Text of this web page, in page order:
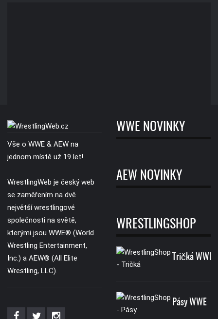
Vše o WWE & AEW na
jednom místě už 19 let!
WrestlingWeb je český web
se zaměřením na dvě
největší wrestlingové
společnosti na světě,
kterými jsou WWE® (World
Wrestling Entertainment,
Inc.) a AEW® (All Elite
Wrestling, LLC).
WWE NOVINKY
AEW NOVINKY
WRESTLINGSHOP
Tričká WWE
Pásy WWE